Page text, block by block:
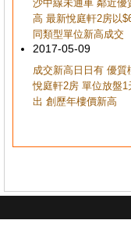
沙中線未通車 鄰近優
高 最新悅庭軒2房以
同類型單位新高成交
2017-05-09
成交新高日日有 優質
悅庭軒2房 單位放盤1
出 創歷年樓價新高